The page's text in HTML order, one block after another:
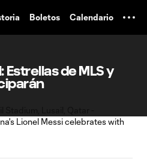
Boletos Calendario
Estrellas de MLS y